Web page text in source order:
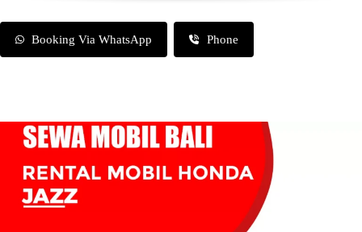
Booking Via WhatsApp Phone